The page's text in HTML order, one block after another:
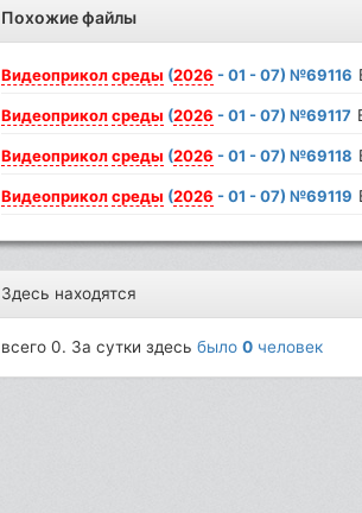
Похожие файлы
Видеоприколсреды (2026 - 01 - 07) №69116
Видеоприколсреды (2026 - 01 - 07) №69117
Видеоприколсреды (2026 - 01 - 07) №69118
Видеоприколсреды (2026 - 01 - 07) №69119
Здесь находятся
всего 0. За сутки здесьбыло0 человек